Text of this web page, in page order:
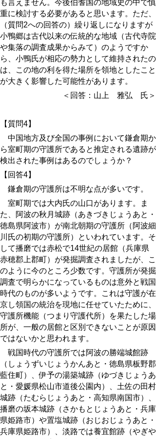
も言えません。今後伯耆国の地域史の中で慎
重に検討する必要があると思います。ただ、
（質問2への回答の）繰り返しになりますが
小鴨郷は古代以来の伝統的な地域（古代寺院
や集落の調査成果からみて）のようですか
ら、小鴨氏が相応の勢力として維持されたの
は、この地の利を得た場所を領地としたこと
が大きく影響した可能性があります。
＜回答：山上 雅弘 氏＞
【質問4】
中国地方及び全国の事例において鎌倉期か
ら室町期の守護所であると推定される遺跡が
検出された事例はあるのでしょうか？
【回答4】
鎌倉期の守護所は不明な点が多いです。
室町期では大内氏の山口があります。ま
た、阿波の秋月 城跡 （あきづきじょう あと ・
徳島県阿波市）が南北朝期の守護所（阿波細
川氏の初期の守護所）といわれています。そ
して播磨では赤松で14世紀の居館（兵庫県
赤穂郡上郡町
）が発掘調査されましたが、こ
のように今のところ少数です。守護所が発掘
調査で明らかになっているものは意外と戦国
時代のものが多いようです。これは守護が在
京し領国の統治を現地に任せていたために、
守護所機能（つまり守護代所）を果たした場
所が、一般の居館と区別できないことが原因
ではないかと思われます。
戦国時代の守護所では阿波の勝端城館跡
（しょうずい じょうかんあと ・徳島県板野郡
藍住町）、伊予の湯築城跡 （ゆづき じょうあ
と ・愛媛県松山市道後公園内）、土佐の田村
城跡 （たむらじょうあと ・ 高知県南国市）、
播磨の坂本城跡 （ さかもとじょうあと・兵庫
県姫路市）や置塩城跡 （おじお じょうあと・
兵庫県姫路市）、淡路では養宜館跡 （やぎや